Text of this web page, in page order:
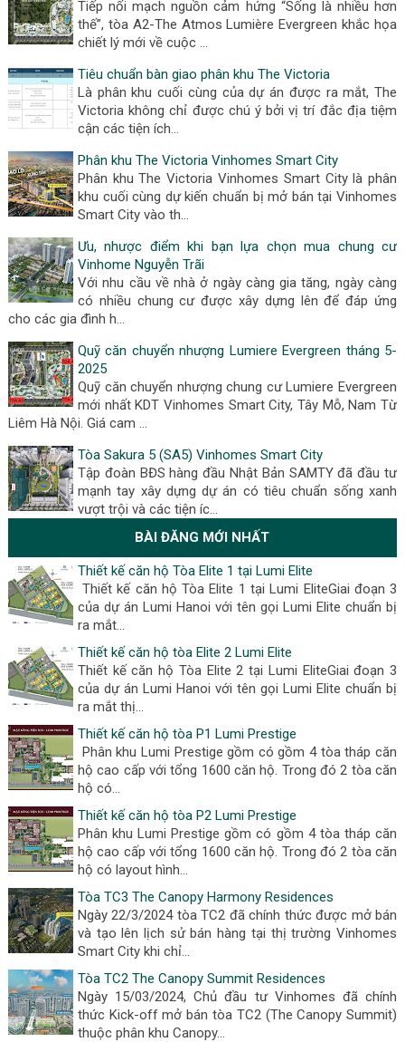
Tiếp nối mạch nguồn cảm hứng “Sống là nhiều hơn
thế”, tòa A2-The Atmos Lumière Evergreen khắc họa
chiết lý mới về cuộc …
Tiêu chuẩn bàn giao phân khu The Victoria
Là phân khu cuối cùng của dự án được ra mắt, The
Victoria không chỉ được chú ý bởi vị trí đắc địa tiệm
cận các tiện ích…
Phân khu The Victoria Vinhomes Smart City
Phân khu The Victoria Vinhomes Smart City là phân
khu cuối cùng dự kiến chuẩn bị mở bán tại Vinhomes
Smart City vào th…
Ưu, nhược điểm khi bạn lựa chọn mua chung cư
Vinhome Nguyễn Trãi
Với nhu cầu về nhà ở ngày càng gia tăng, ngày càng
có nhiều chung cư được xây dựng lên để đáp ứng
cho các gia đình h…
Quỹ căn chuyển nhượng Lumiere Evergreen tháng 5-
2025
Quỹ căn chuyển nhượng chung cư Lumiere Evergreen
mới nhất KDT Vinhomes Smart City, Tây Mỗ, Nam Từ
Liêm Hà Nội. Giá cam …
Tòa Sakura 5 (SA5) Vinhomes Smart City
Tập đoàn BĐS hàng đầu Nhật Bản SAMTY đã đầu tư
mạnh tay xây dựng dự án có tiêu chuẩn sống xanh
vượt trội và các tiện íc…
BÀI ĐĂNG MỚI NHẤT
Thiết kế căn hộ Tòa Elite 1 tại Lumi Elite
Thiết kế căn hộ Tòa Elite 1 tại Lumi EliteGiai đoạn 3
của dự án Lumi Hanoi với tên gọi Lumi Elite chuẩn bị
ra mắt...
Thiết kế căn hộ tòa Elite 2 Lumi Elite
Thiết kế căn hộ Tòa Elite 2 tại Lumi EliteGiai đoạn 3
của dự án Lumi Hanoi với tên gọi Lumi Elite chuẩn bị
ra mắt thị...
Thiết kế căn hộ tòa P1 Lumi Prestige
Phân khu Lumi Prestige gồm có gồm 4 tòa tháp căn
hộ cao cấp với tổng 1600 căn hộ. Trong đó 2 tòa căn
hộ có...
Thiết kế căn hộ tòa P2 Lumi Prestige
Phân khu Lumi Prestige gồm có gồm 4 tòa tháp căn
hộ cao cấp với tổng 1600 căn hộ. Trong đó 2 tòa căn
hộ có layout hình...
Tòa TC3 The Canopy Harmony Residences
Ngày 22/3/2024 tòa TC2 đã chính thức được mở bán
và tạo lên lịch sử bán hàng tại thị trường Vinhomes
Smart City khi chỉ...
Tòa TC2 The Canopy Summit Residences
Ngày 15/03/2024, Chủ đầu tư Vinhomes đã chính
thức Kick-off mở bán tòa TC2 (The Canopy Summit)
thuộc phân khu Canopy...